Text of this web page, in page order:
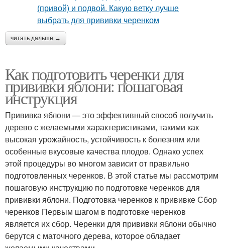
читать дальше →
Как подготовить черенки для
прививки яблони: пошаговая
инструкция
Прививка яблони — это эффективный способ получить
дерево с желаемыми характеристиками, такими как
высокая урожайность, устойчивость к болезням или
особенные вкусовые качества плодов. Однако успех
этой процедуры во многом зависит от правильно
подготовленных черенков. В этой статье мы рассмотрим
пошаговую инструкцию по подготовке черенков для
прививки яблони. Подготовка черенков к прививке Сбор
черенков Первым шагом в подготовке черенков
является их сбор. Черенки для прививки яблони обычно
берутся с маточного дерева, которое обладает